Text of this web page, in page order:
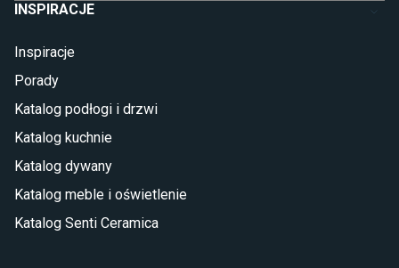
INSPIRACJE
Inspiracje
Porady
Katalog podłogi i drzwi
Katalog kuchnie
Katalog dywany
Katalog meble i oświetlenie
Katalog Senti Ceramica